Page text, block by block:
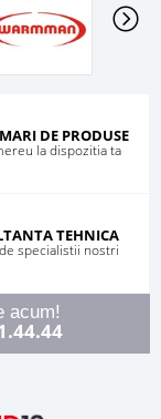
DE PRODUSE
la dispozitia ta
TEHNICA
specialistii nostri
acum!